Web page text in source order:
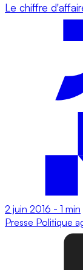
Le chiffre
2 juin 2016 - 1 min
Presse Politique